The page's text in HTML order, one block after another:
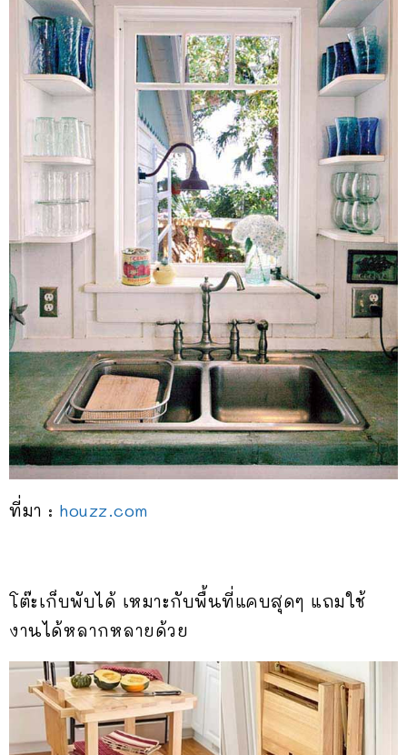
ที่มา : houzz.com
โต๊ะเก็บพับได้ เหมาะกับพื้นที่แคบสุดๆ แถมใช้
งานได้หลากหลายด้วย